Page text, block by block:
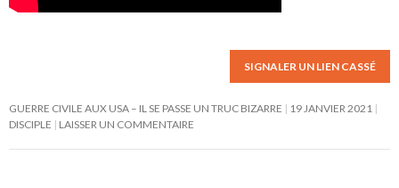
SIGNALER UN LIEN CASSÉ
GUERRE CIVILE AUX USA – IL SE PASSE UN TRUC BIZARRE
19 JANVIER 2021
DISCIPLE
LAISSER UN COMMENTAIRE